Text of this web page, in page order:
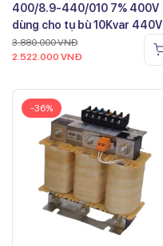
400/8.9-440/010 7% 400V
dùng cho tụ bù 10Kvar 440V
3.880.000VNĐ
2.522.000 VNĐ
-36%